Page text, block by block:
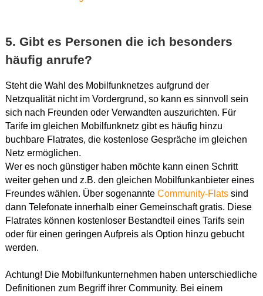
5. Gibt es Personen die ich besonders
häufig anrufe?
Steht die Wahl des Mobilfunknetzes aufgrund der
Netzqualität nicht im Vordergrund, so kann es sinnvoll sein
sich nach Freunden oder Verwandten auszurichten. Für
Tarife im gleichen Mobilfunknetz gibt es häufig hinzu
buchbare Flatrates, die kostenlose Gespräche im gleichen
Netz ermöglichen.
Wer es noch günstiger haben möchte kann einen Schritt
weiter gehen und z.B. den gleichen Mobilfunkanbieter eines
Freundes wählen. Über sogenannte Community-Flatssind
dann Telefonate innerhalb einer Gemeinschaft gratis. Diese
Flatrates können kostenloser Bestandteil eines Tarifs sein
oder für einen geringen Aufpreis als Option hinzu gebucht
werden.
Achtung! Die Mobilfunkunternehmen haben unterschiedliche
Definitionen zum Begriff ihrer Community. Bei einem